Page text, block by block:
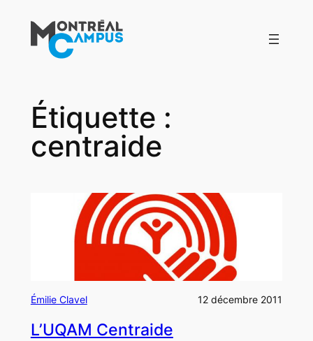
contenu
Étiquette :
centraide
Émilie Clavel 12 décembre 2011
L’UQAM Centraide